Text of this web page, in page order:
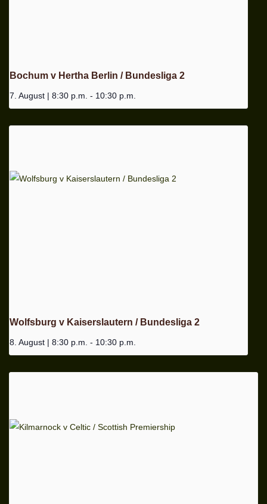
Bochum v Hertha Berlin / Bundesliga 2
7. August | 8:30 p.m. - 10:30 p.m.
Wolfsburg v Kaiserslautern / Bundesliga 2
8. August | 8:30 p.m. - 10:30 p.m.